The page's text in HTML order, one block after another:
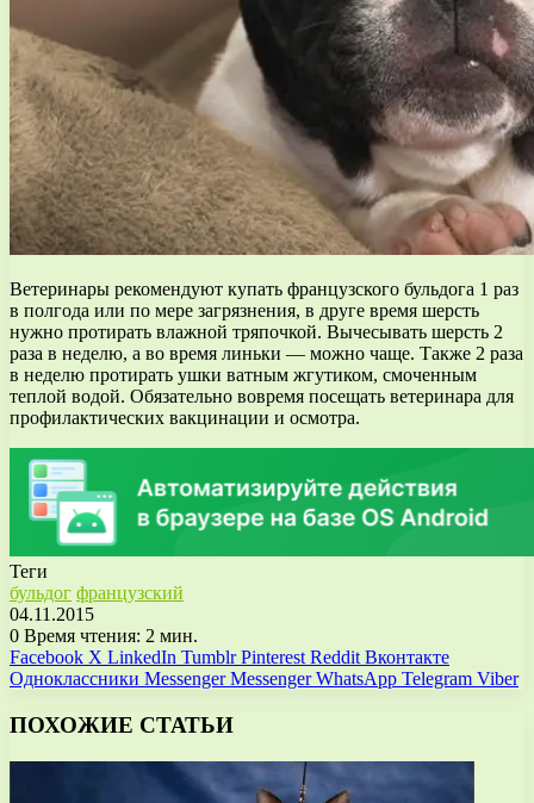
Ветеринары рекомендуют купать французского бульдога 1 раз
в полгода или по мере загрязнения, в друге время шерсть
нужно протирать влажной тряпочкой. Вычесывать шерсть 2
раза в неделю, а во время линьки — можно чаще. Также 2 раза
в неделю протирать ушки ватным жгутиком, смоченным
теплой водой. Обязательно вовремя посещать ветеринара для
профилактических вакцинации и осмотра.
Теги
бульдог французский
04.11.2015
0 Время чтения: 2 мин.
Facebook X LinkedIn Tumblr Pinterest Reddit Вконтакте
Одноклассники Messenger Messenger WhatsApp Telegram Viber
ПОХОЖИЕ СТАТЬИ